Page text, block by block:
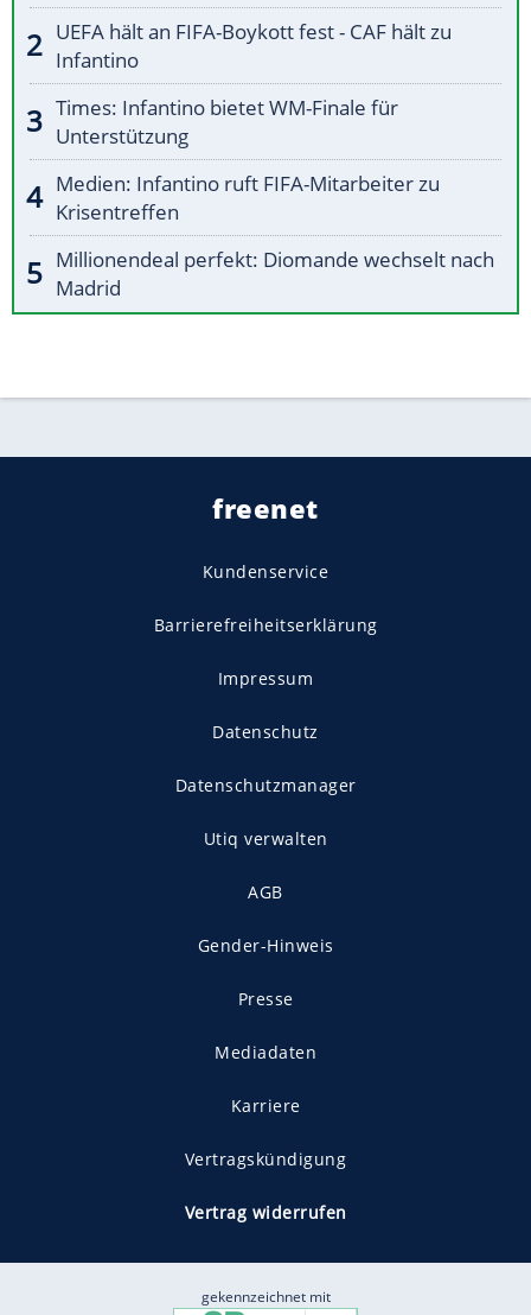
UEFA hält an FIFA-Boykott fest - CAF hält zu
Infantino
Times: Infantino bietet WM-Finale für
Unterstützung
Medien: Infantino ruft FIFA-Mitarbeiter zu
Krisentreffen
Millionendeal perfekt: Diomande wechselt nach
Madrid
freenet
Kundenservice
Barrierefreiheitserklärung
Impressum
Datenschutz
Datenschutzmanager
Utiq verwalten
AGB
Gender-Hinweis
Presse
Mediadaten
Karriere
Vertragskündigung
Vertrag widerrufen
gekennzeichnet mit